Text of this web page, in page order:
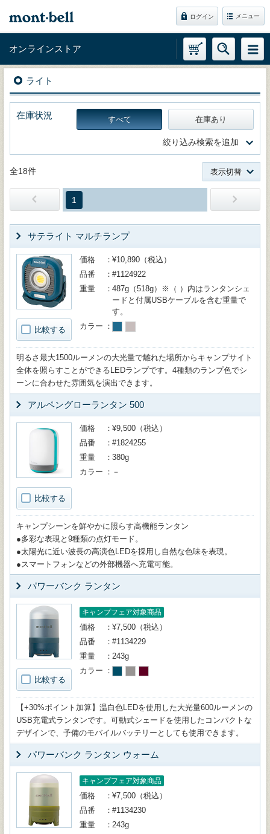
ログイン メニュー
オンラインストア
ライト
在庫状況 すべて 在庫あり
絞り込み検索を追加
全18件 表示切替
1
サテライト マルチランプ
比較する
価格
¥10,890（税込）
品番
#1124922
重量
487g（518g）※（ ）内はランタンシェ
ードと付属USBケーブルを含む重量で
す。
カラー
明るさ最大1500ルーメンの大光量で離れた場所からキャンプサイト
全体を照らすことができるLEDランプです。4種類のランプ色でシ
ーンに合わせた雰囲気を演出できます。
アルペングローランタン 500
比較する
価格
¥9,500（税込）
品番
#1824255
重量
380g
カラー
－
キャンプシーンを鮮やかに照らす高機能ランタン
●多彩な表現と9種類の点灯モード。
●太陽光に近い波長の高演色LEDを採用し自然な色味を表現。
●スマートフォンなどの外部機器へ充電可能。
パワーバンク ランタン
比較する
キャンプフェア対象商品
価格
¥7,500（税込）
品番
#1134229
重量
243g
カラー
【+30%ポイント加算】温白色LEDを使用した大光量600ルーメンの
USB充電式ランタンです。可動式シェードを使用したコンパクトな
デザインで、予備のモバイルバッテリーとしても使用できます。
パワーバンク ランタン ウォーム
キャンプフェア対象商品
価格
¥7,500（税込）
品番
#1134230
重量
243g